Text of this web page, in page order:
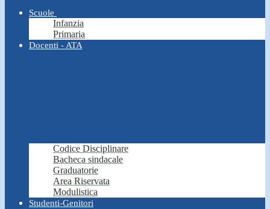
Scuole
Infanzia
Primaria
Docenti - ATA
Codice Disciplinare
Bacheca sindacale
Graduatorie
Area Riservata
Modulistica
Studenti-Genitori